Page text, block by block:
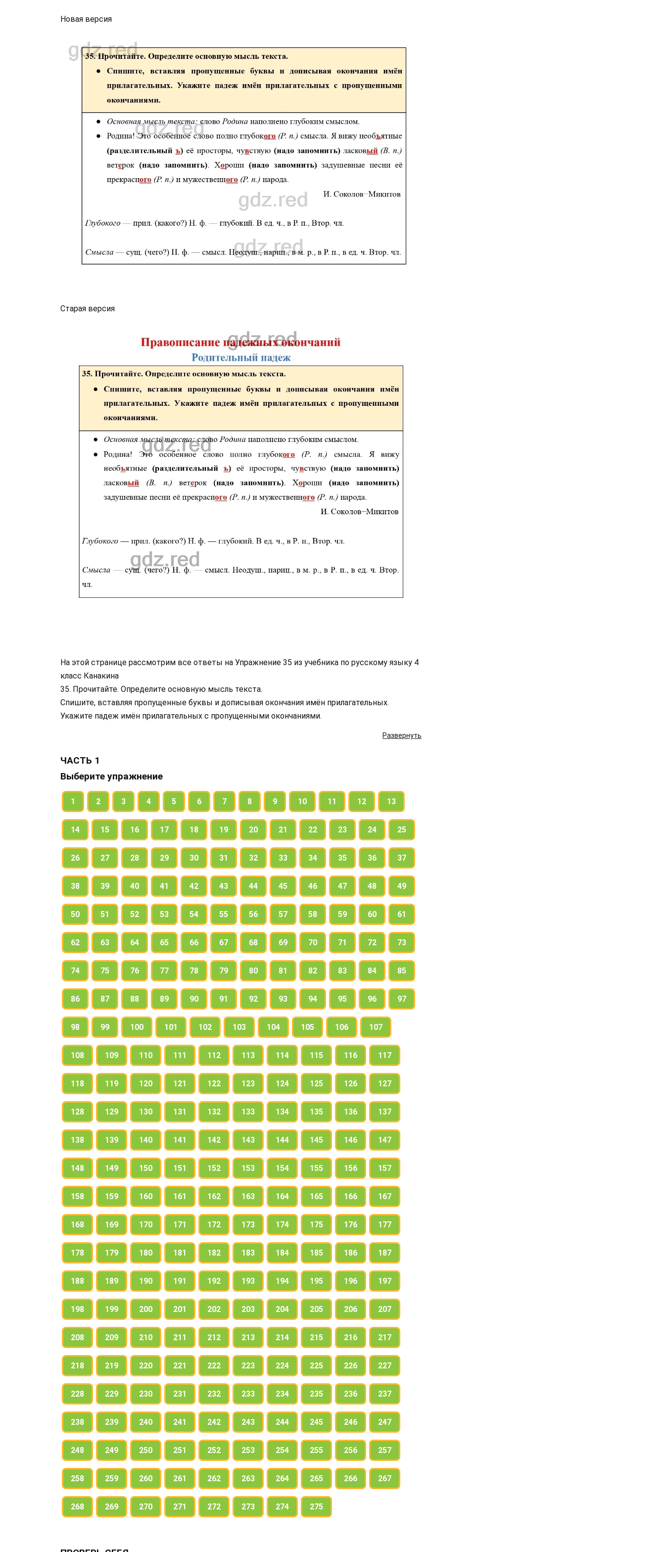
Новая версия
Старая версия
Развернуть
На этой странице рассмотрим все ответы на Упражнение 35 из учебника по русскому языку 4
класс Канакина
35. Прочитайте. Определите основную мысль текста.
Спишите, вставляя пропущенные буквы и дописывая окончания имён прилагательных.
Укажите падеж имён прилагательных с пропущенными окончаниями.
ЧАСТЬ 1
Выберите упражнение
1 2 3 4 5 6 7 8 9 10 11 12 13
14 15 16 17 18 19 20 21 22 23 24 25
26 27 28 29 30 31 32 33 34 35 36 37
38 39 40 41 42 43 44 45 46 47 48 49
50 51 52 53 54 55 56 57 58 59 60 61
62 63 64 65 66 67 68 69 70 71 72 73
74 75 76 77 78 79 80 81 82 83 84 85
86 87 88 89 90 91 92 93 94 95 96 97
98 99 100 101 102 103 104 105 106 107
108 109 110 111 112 113 114 115 116 117
118 119 120 121 122 123 124 125 126 127
128 129 130 131 132 133 134 135 136 137
138 139 140 141 142 143 144 145 146 147
148 149 150 151 152 153 154 155 156 157
158 159 160 161 162 163 164 165 166 167
168 169 170 171 172 173 174 175 176 177
178 179 180 181 182 183 184 185 186 187
188 189 190 191 192 193 194 195 196 197
198 199 200 201 202 203 204 205 206 207
208 209 210 211 212 213 214 215 216 217
218 219 220 221 222 223 224 225 226 227
228 229 230 231 232 233 234 235 236 237
238 239 240 241 242 243 244 245 246 247
248 249 250 251 252 253 254 255 256 257
258 259 260 261 262 263 264 265 266 267
268 269 270 271 272 273 274 275